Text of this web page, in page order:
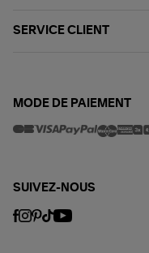
SERVICE CLIENT
MODE DE PAIEMENT
SUIVEZ-NOUS